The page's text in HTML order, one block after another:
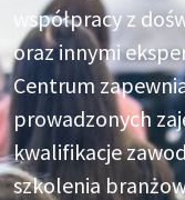
współpracy z
oraz innymi
Centrum
prowadzonych
kwalifikacje
szkolenia